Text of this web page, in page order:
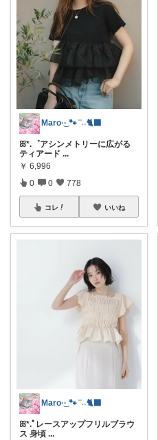
Maro·͜· 🐾 ͗ ͗˒˒🐈‍⬛
ꕤ*.゜アシンメトリーに広がる
ティアード ...
￥ 6,996
0 0 778
コレ いいね
Maro·͜· 🐾 ͗ ͗˒˒🐈‍⬛
ꕤ*.ﾟレースアップフリルブラウ
ス 身頃 ...